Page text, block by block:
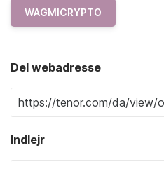
WAGMICRYPTO
Del webadresse
Indlejr